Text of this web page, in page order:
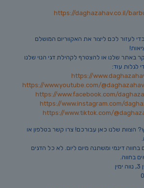
https://daghazahav.co.il/
לעזור לכם ליצור את האקווריום המושלם
באתר שלנו או להצטרף לקהילת דגי הנוי שלנו
לגלות עוד:
https://
https://www.youtube.com/@daghazahav
https://www.facebook.com/
https://www.instagram.com/
https://www.tiktok.com/
הצוות שלנו כאן עבורכם! צרו קשר בטלפון או
דינמי ומשתנה מיום ליום. לא כל הדגים
בחווה.